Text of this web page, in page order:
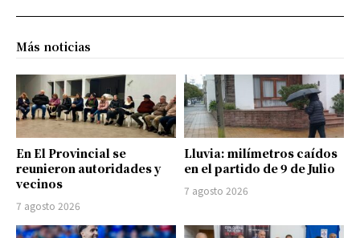
Más noticias
En El Provincial se
reunieron autoridades y
vecinos
7 agosto 2026
Lluvia: milímetros caídos
en el partido de 9 de Julio
7 agosto 2026